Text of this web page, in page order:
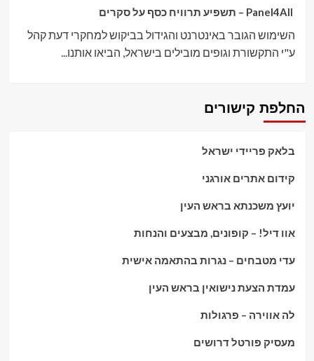
השימוש הגובר באינטרנט והגידול בביקוש למחקרי דעת קהל
ע"י התקשורת וגופים מובילים בישראל, הביאו אותנו...
החלפת קישורים
בלאק פריידי ישראל
קידום אתרים אורגני
יועץ משכנתא בראש העין
אוו דיל! – קופונים, מבצעים והנחות
עדי מטבחים – נגרות בהתאמה אישית
עמדת הצעת נישואין בראש העין
לה אווירה – פרגולות
מעסיק פורטל דרושים